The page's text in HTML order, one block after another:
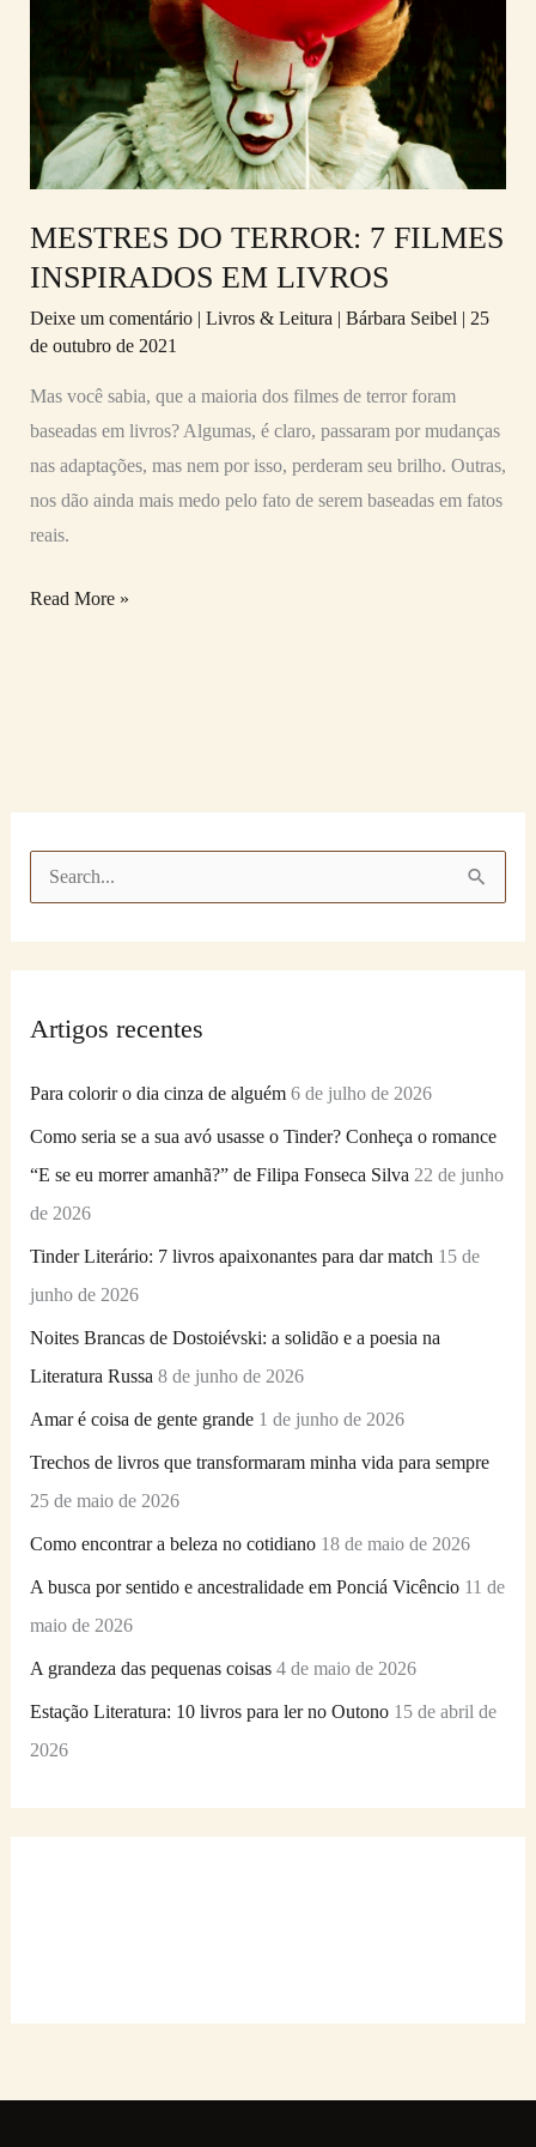
MESTRES DO TERROR: 7 FILMES
INSPIRADOS EM LIVROS
Deixe um comentário | Livros & Leitura | Bárbara Seibel | 25
de outubro de 2021
Mas você sabia, que a maioria dos filmes de terror foram
baseadas em livros? Algumas, é claro, passaram por mudanças
nas adaptações, mas nem por isso, perderam seu brilho. Outras,
nos dão ainda mais medo pelo fato de serem baseadas em fatos
reais.
FILMES
INSPIRADOS
EM
LIVROS
Read More »
u
o
r
:
Artigos recentes
Para colorir o dia cinza de alguém 6 de julho de 2026
Como seria se a sua avó usasse o Tinder? Conheça o romance
“E se eu morrer amanhã?” de Filipa Fonseca Silva 22 de junho
de 2026
Tinder Literário: 7 livros apaixonantes para dar match 15 de
junho de 2026
Noites Brancas de Dostoiévski: a solidão e a poesia na
Literatura Russa 8 de junho de 2026
Amar é coisa de gente grande 1 de junho de 2026
Trechos de livros que transformaram minha vida para sempre
25 de maio de 2026
Como encontrar a beleza no cotidiano 18 de maio de 2026
A busca por sentido e ancestralidade em Ponciá Vicêncio 11 de
maio de 2026
A grandeza das pequenas coisas 4 de maio de 2026
Estação Literatura: 10 livros para ler no Outono 15 de abril de
2026